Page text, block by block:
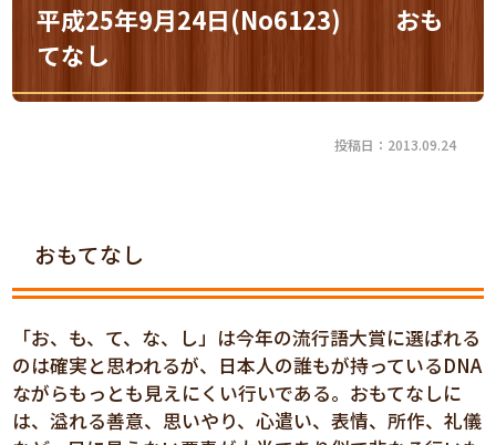
平成25年9月24日(No6123) おも
てなし
投稿日：2013.09.24
おもてなし
「お、も、て、な、し」は今年の流行語大賞に選ばれる
のは確実と思われるが、日本人の誰もが持っているDNA
ながらもっとも見えにくい行いである。おもてなしに
は、溢れる善意、思いやり、心遣い、表情、所作、礼儀